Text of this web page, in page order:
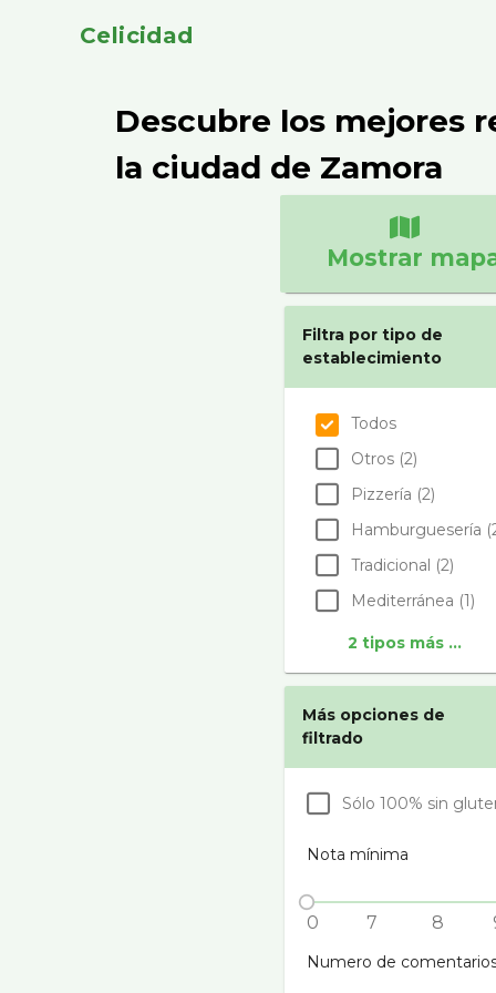
Celicidad
Descubre los mejores
la ciudad de Zamora
Mostrar
Filtra por tipo de
establecimiento
Todos
Otros (2)
Pizzerí­a (2)
Hamburgueserí­a
Tradicional (2)
Mediterránea (1)
2 tipos más ...
Más opciones de
filtrado
Sólo 100% sin
Nota mínima
0 7 8
Numero de